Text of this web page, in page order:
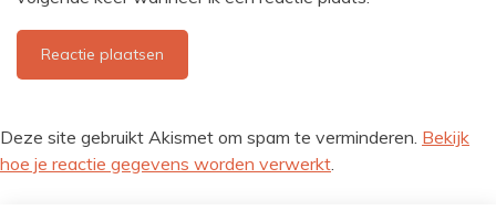
Deze site gebruikt Akismet om spam te verminderen. Bekijk
hoe je reactie gegevens worden verwerkt